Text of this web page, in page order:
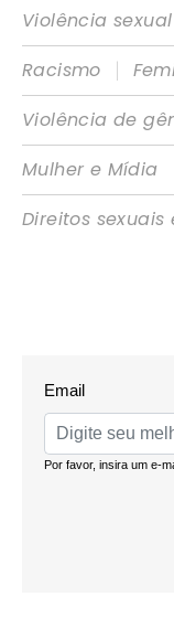
Violência sexual
Racismo
|
Violência de
Mulher e Mídia
Direitos